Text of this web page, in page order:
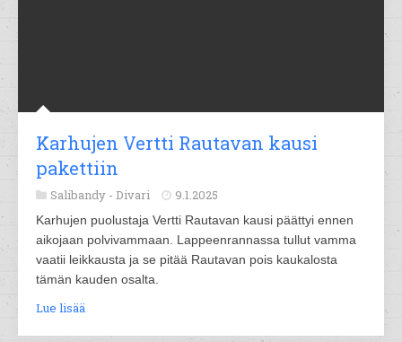
Karhujen Vertti Rautavan kausi
pakettiin
Salibandy - Divari 9.1.2025
Karhujen puolustaja Vertti Rautavan kausi päättyi ennen
aikojaan polvivammaan. Lappeenrannassa tullut vamma
vaatii leikkausta ja se pitää Rautavan pois kaukalosta
tämän kauden osalta.
Lue lisää